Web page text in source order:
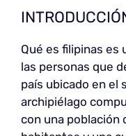
Qué es filipinas
las personas que
país ubicado en el
archipiélago
con una población